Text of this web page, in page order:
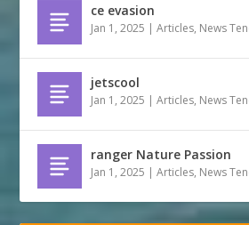
ce evasion
Jan 1, 2025 |Articles, News
jetscool
Jan 1, 2025 |Articles, News
ranger Nature Passion
Jan 1, 2025 |Articles, News